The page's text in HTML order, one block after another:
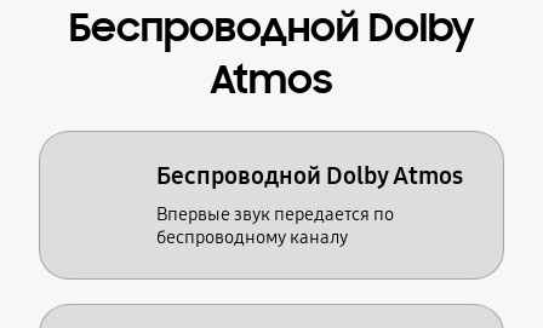
Беспроводной Dolby
Atmos
Беспроводной Dolby Atmos
Впервые звук передается по
беспроводному каналу